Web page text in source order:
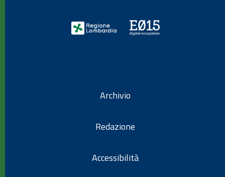
Archivio
Redazione
Accessibilità